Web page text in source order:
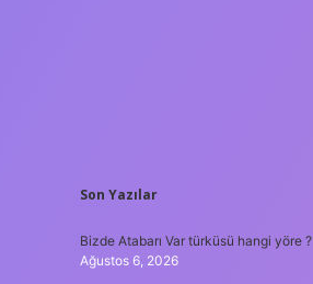
SIDEBAR
Son Yazılar
Bizde Atabarı Var türküsü hangi yöre ?
Ağustos 6, 2026